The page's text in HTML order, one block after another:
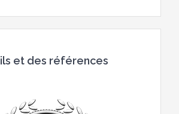
et des références
Le DISC